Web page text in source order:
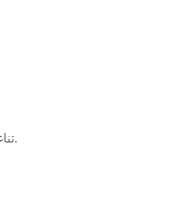
تناغم دفاعي واضح بقيادة إدوارد ميندي في حراسة المرمى.